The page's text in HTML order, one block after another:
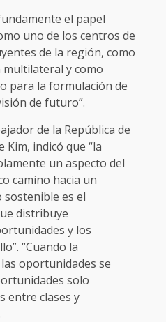
el papel
uno de los centros de
de la región, como
y como
para la formulación de
de futuro”.
de la República de
Kim, indicó que “la
un aspecto del
camino hacia un
sostenible es el
distribuye
y los
“Cuando la
oportunidades se
solo
entre clases y